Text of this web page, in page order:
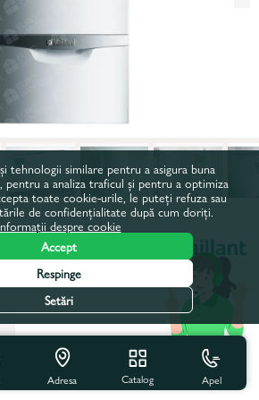
Cu acest produs se cumpără
Adresa Catalog Apel
tehnologii similare pentru a asigura buna
pentru a analiza traficul și pentru a optimiza
toate cookie-urile, le puteți refuza sau
de confidențialitate după cum doriți.
despre cookie
Accept
Respinge
Setări